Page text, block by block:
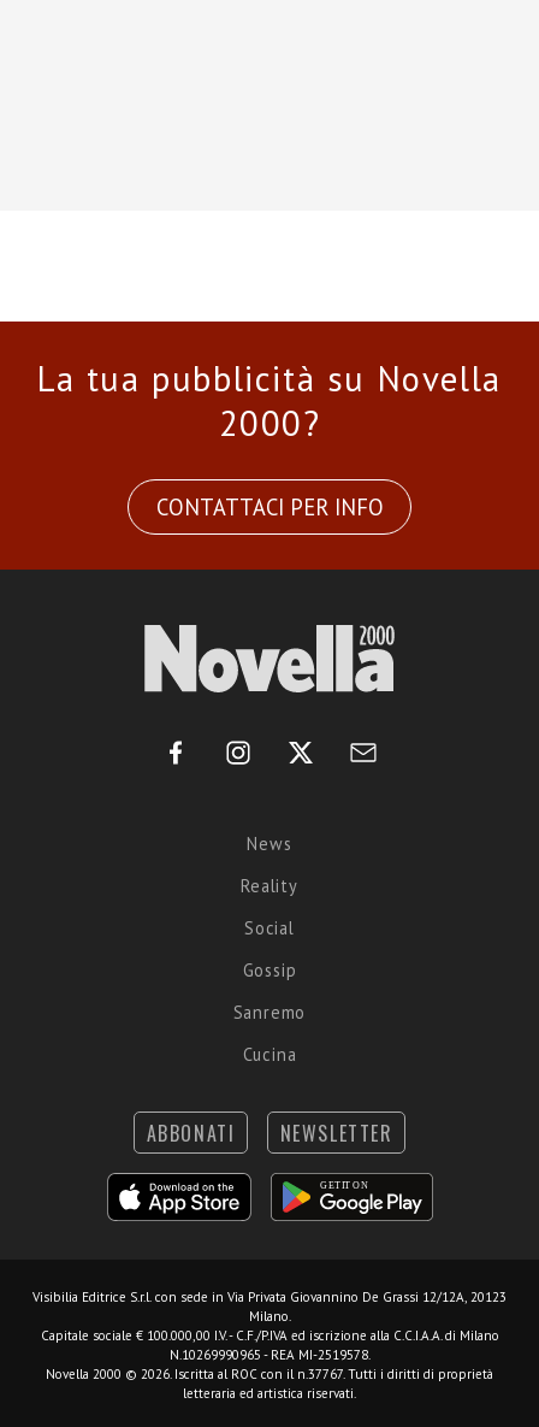
La tua pubblicità su Novella
2000?
CONTATTACI PER INFO
News
Reality
Social
Gossip
Sanremo
Cucina
ABBONATI NEWSLETTER
Visibilia Editrice S.r.l. con sede in Via Privata Giovannino De Grassi 12/12A, 20123
Milano.
Capitale sociale € 100.000,00 I.V. - C.F./P.IVA ed iscrizione alla C.C.I.A.A. di Milano
N.10269990965 - REA MI-2519578.
Novella 2000 © 2026. Iscritta al ROC con il n.37767. Tutti i diritti di proprietà
letteraria ed artistica riservati.